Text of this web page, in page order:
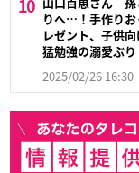
りへ…！手作りお
レゼント、子供
猛勉強の溺愛ぶり
2025/02/26 16:30